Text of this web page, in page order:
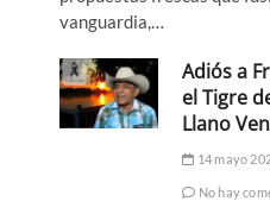
vanguardia,…
Adiós a
el Tigre
Llano
14 mayo
No hay